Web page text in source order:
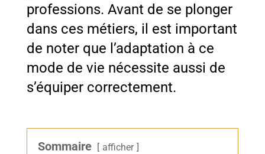
professions. Avant de se plonger
dans ces métiers, il est important
de noter que l’adaptation à ce
mode de vie nécessite aussi de
s’équiper correctement.
Sommaire afficher